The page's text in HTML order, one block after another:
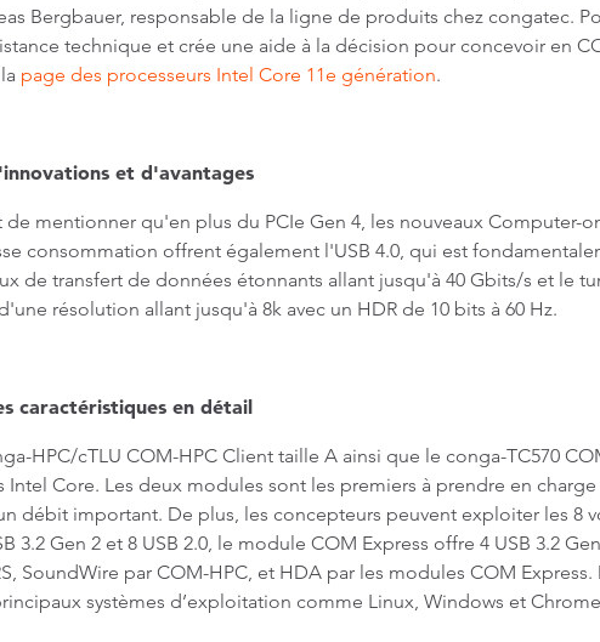
Bergbauer, responsable de la ligne de produits chez congatec.
technique et crée une aide à la décision pour concevoir en
page des processeurs Intel Core 11e génération.
et d'avantages
de mentionner qu'en plus du PCIe Gen 4, les nouveaux Computer-
consommation offrent également l'USB 4.0, qui est
de transfert de données étonnants allant jusqu'à 40 Gbits/s et le
résolution allant jusqu'à 8k avec un HDR de 10 bits à 60 Hz.
caractéristiques en détail
HPC/cTLU COM-HPC Client taille A ainsi que le conga-TC570
Intel Core. Les deux modules sont les premiers à prendre en
débit important. De plus, les concepteurs peuvent exploiter les 8
3.2 Gen 2 et 8 USB 2.0, le module COM Express offre 4 USB 3.2
SoundWire par COM-HPC, et HDA par les modules COM
systèmes d’exploitation comme Linux, Windows et